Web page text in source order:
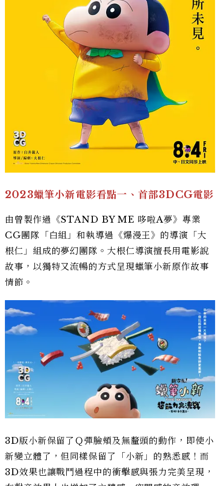
2023蠟筆小新電影看點一、首部3DCG電影
由曾製作過《STAND BY ME 哆啦A夢》專業
CG團隊「白組」和執導過《爆漫王》的導演「大
根仁」組成的夢幻團隊。大根仁導演擅長用電影說
故事，以獨特又流暢的方式呈現蠟筆小新原作故事
情節。
3D版小新保留了Ｑ彈臉頰及無釐頭的動作，即使小
新變立體了，但同樣保留了「小新」的熟悉感！而
3D效果也讓戰鬥過程中的衝擊感與張力完美呈現，